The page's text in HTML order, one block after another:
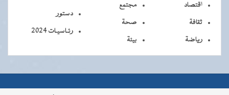
اقتصاد
ثقافة
رياضة
مجتمع
صحة
بيئة
دستور
رئـاسيـات 2024